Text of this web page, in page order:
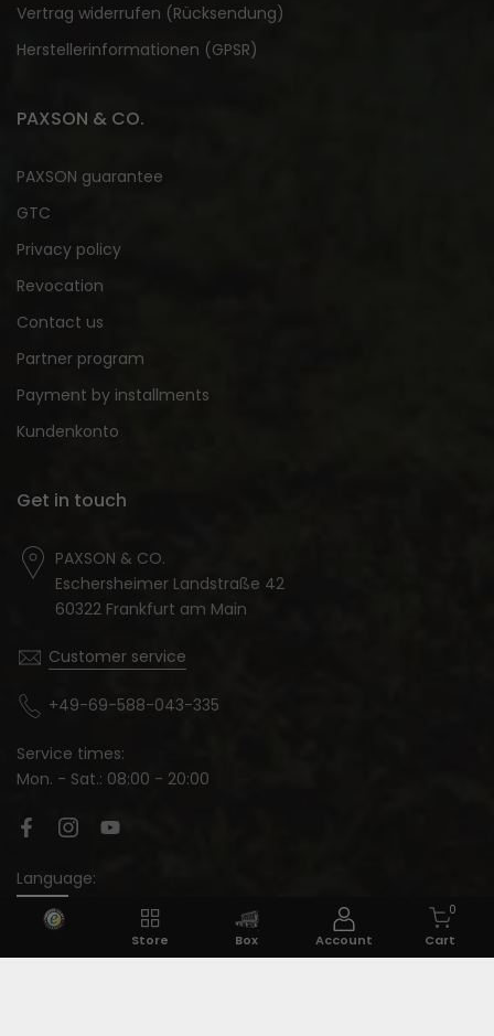
Vertrag widerrufen (Rücksendung)
Herstellerinformationen (GPSR)
PAXSON & CO.
PAXSON guarantee
GTC
Privacy policy
Revocation
Contact us
Partner program
Payment by installments
Kundenkonto
Get in touch
PAXSON & CO.
Eschersheimer Landstraße 42
60322 Frankfurt am Main
Customer service
+49-69-588-043-335
Service times:
Mon. - Sat.: 08:00 - 20:00
Language:
Store Box Account
0
Cart